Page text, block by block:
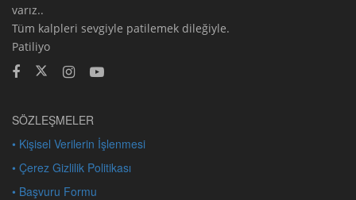
varız..
Tüm kalpleri sevgiyle patilemek dileğiyle.
Patiliyo
SÖZLEŞMELER
• Kişisel Verilerin İşlenmesi
• Çerez Gizlilik Politikası
• Başvuru Formu